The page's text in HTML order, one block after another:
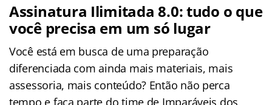
Assinatura Ilimitada 8.0: tudo o que
você precisa em um só lugar
Você está em busca de uma preparação
diferenciada com ainda mais materiais, mais
assessoria, mais conteúdo? Então não perca
tempo e faça parte do time de Imparáveis dos